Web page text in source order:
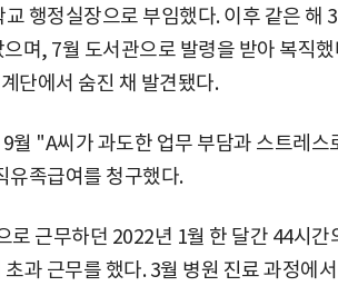
행정실장으로 부임했다. 이후 같은 해
며, 7월 도서관으로 발령을 받아 복직
단에서 숨진 채 발견됐다.
월 "A씨가 과도한 업무 부담과 스트레스
유족급여를 청구했다.
로 근무하던 2022년 1월 한 달간 44시간
과 근무를 했다. 3월 병원 진료 과정에